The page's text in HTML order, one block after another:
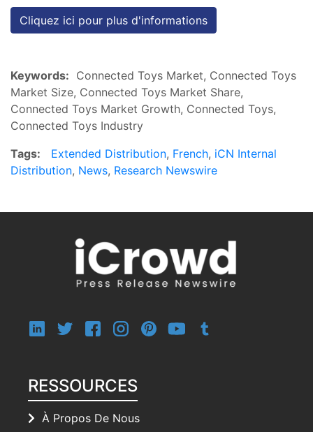
Cliquez ici pour plus d'informations
Keywords: Connected Toys Market, Connected Toys
Market Size, Connected Toys Market Share,
Connected Toys Market Growth, Connected Toys,
Connected Toys Industry
Tags:
Extended Distribution, French, iCN Internal
Distribution, News, Research Newswire
RESSOURCES
À Propos De Nous